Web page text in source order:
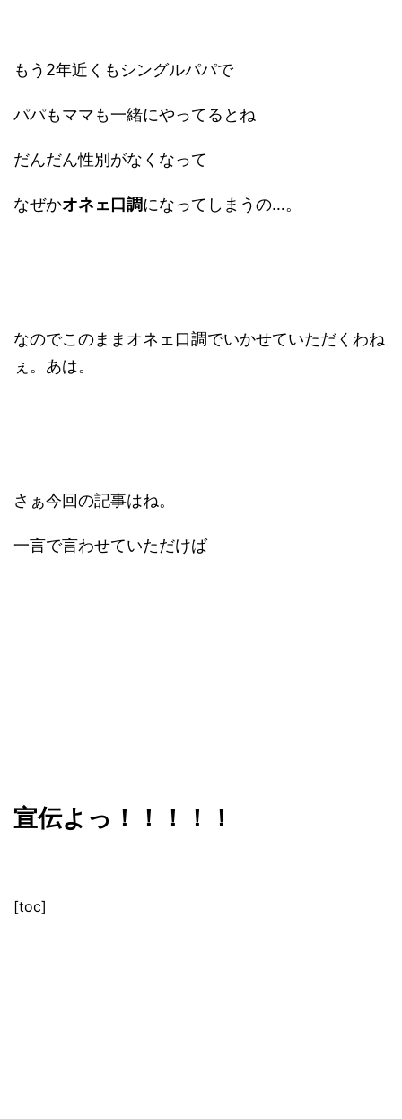
もう2年近くもシングルパパで
パパもママも一緒にやってるとね
だんだん性別がなくなって
なぜかオネェ口調になってしまうの…。
なのでこのままオネェ口調でいかせていただくわね
ぇ。あは。
さぁ今回の記事はね。
一言で言わせていただけば
宣伝よっ！！！！！
[toc]